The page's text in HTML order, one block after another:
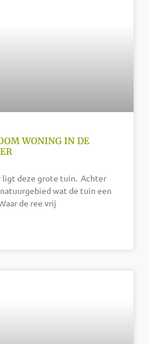
WONING IN DE
ligt deze grote tuin. Achter
wat de tuin een
de ree vrij